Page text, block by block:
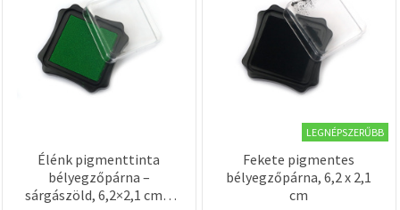
Élénk pigmenttinta
bélyegzőpárna –
sárgászöld, 6,2×2,1 cm –
LEGNÉPSZERŰBB
Fekete pigmentes
bélyegzőpárna, 6,2 x 2,1
cm